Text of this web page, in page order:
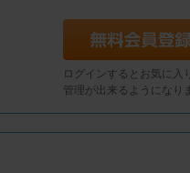
ログインするとお気に入
管理が出来るようになり